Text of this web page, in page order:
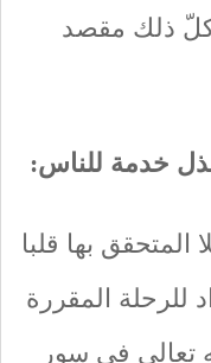
ذلك مقصد
خدمة للناس:
بها قلبا
للرحلة المقررة
تعالى في سور